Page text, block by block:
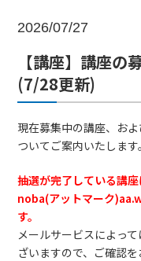
2026/07/27
【講座】講座の
(7/28更新)
現在募集中の講座、お
ついてご案内いたします。
抽選が完了している講
noba(アットマーク
す。
メールサービスによっ
ざいますので、ご確認を